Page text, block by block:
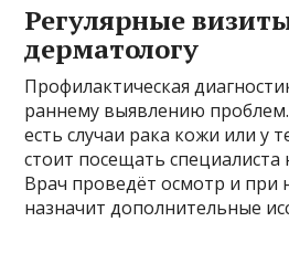
Регулярные
дерматологу
Профилактическая
раннему выявлению
есть случаи рака кожи или у
стоит посещать специалиста
Врач проведёт осмотр и при
назначит дополнительные